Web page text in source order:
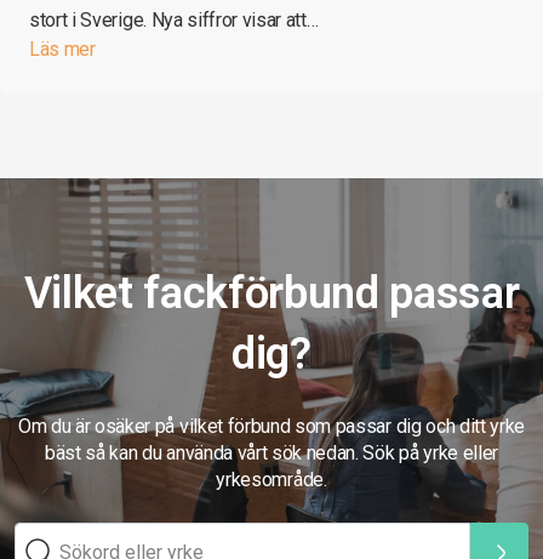
stort i Sverige. Nya siffror visar att…
Läs mer
Vilket fackförbund passar
dig?
Om du är osäker på vilket förbund som passar dig och ditt yrke
bäst så kan du använda vårt sök nedan. Sök på yrke eller
yrkesområde.